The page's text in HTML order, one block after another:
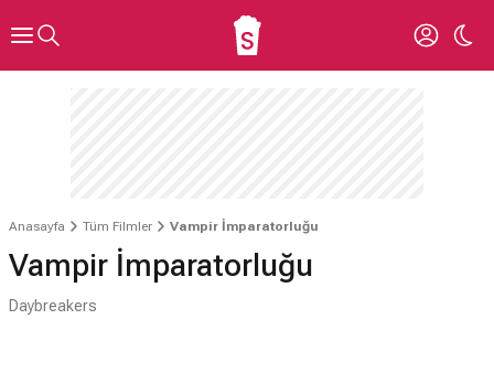
Anasayfa Tüm Filmler Vampir İmparatorluğu
Vampir İmparatorluğu
Daybreakers